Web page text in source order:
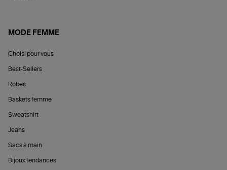
MODE FEMME
Choisi pour vous
Best-Sellers
Robes
Baskets femme
Sweatshirt
Jeans
Sacs à main
Bijoux tendances